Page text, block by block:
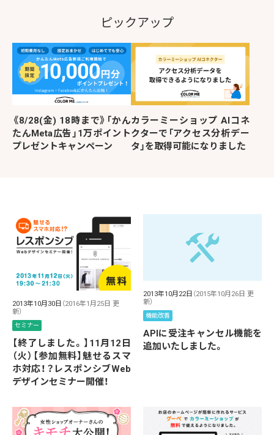
ピックアップ
《8/28(金) 18時まで》「かん
たんMeta広告」1万ポイント
プレゼントキャンペーン
カラーミーショップ AIコネ
クターで「アクセス分析デー
タ」を取得可能になりました
2013年10月30日 （2016年1月25日 更
新）
セミナー
【終了しました。】11月12日
（火）【参加無料】魅せるスマ
ホ対応！？レスポンシブWeb
デザインセミナー開催！
2013年10月22日 （2015年10月26日 更
新）
機能改善
APIに受注キャンセル機能を
追加いたしました。